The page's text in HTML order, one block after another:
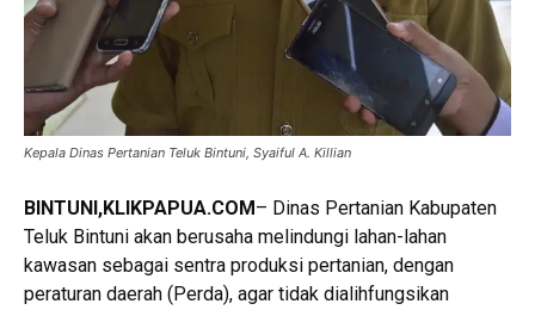
Kepala Dinas Pertanian Teluk Bintuni, Syaiful A. Killian
BINTUNI ,KLIKPAPUA.COM – Dinas Pertanian Kabupaten
Teluk Bintuni akan berusaha melindungi lahan-lahan
kawasan sebagai sentra produksi pertanian, dengan
peraturan daerah (Perda), agar tidak dialihfungsikan